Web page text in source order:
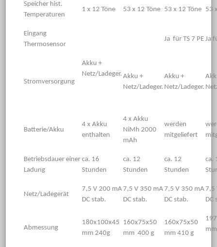
Speicher hist.
Temperaturen
1 x 12 Töne 53 x 12 Töne 53 x 12 Töne 53
Eingang
Thermosensor
Ja für TS 7 PE Ja
Stromversorgung
Akku +
Netz/Ladeger. Akku +
Netz/Ladeger.
Akku +
Netz/Ladeger.
Batterie/Akku
4 x Akku
enthalten
4 x Akku
NiMh 2000
mAh
werden
mitgeliefert
Betriebsdauer einer
Ladung
ca. 16
Stunden
ca. 12
Stunden
ca. 12
Stunden
ca.
Netz/Ladegerät
7,5 V 200 mA
DC stab.
7,5 V 350 mA
DC stab.
7,5 V 350 mA
DC stab.
7,5
DC
Abmessung
180x100x45
mm 240g
160x75x50
mm 400 g
160x75x50
mm 410 g